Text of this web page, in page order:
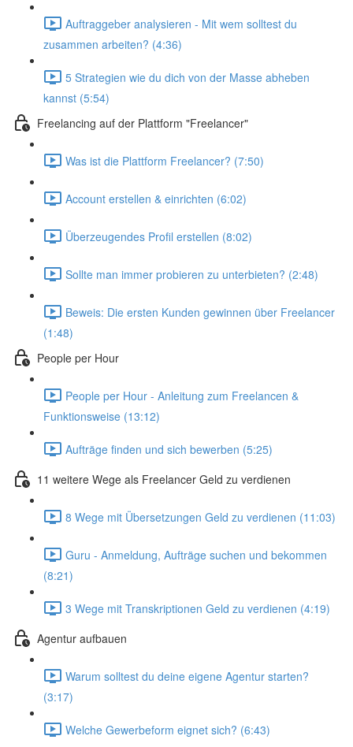
Auftraggeber analysieren - Mit wem solltest du
zusammen arbeiten? (4:36)
5 Strategien wie du dich von der Masse abheben
kannst (5:54)
Freelancing auf der Plattform "Freelancer"
Was ist die Plattform Freelancer? (7:50)
Account erstellen & einrichten (6:02)
Überzeugendes Profil erstellen (8:02)
Sollte man immer probieren zu unterbieten? (2:48)
Beweis: Die ersten Kunden gewinnen über Freelancer
(1:48)
People per Hour
People per Hour - Anleitung zum Freelancen &
Funktionsweise (13:12)
Aufträge finden und sich bewerben (5:25)
11 weitere Wege als Freelancer Geld zu verdienen
8 Wege mit Übersetzungen Geld zu verdienen (11:03)
Guru - Anmeldung, Aufträge suchen und bekommen
(8:21)
3 Wege mit Transkriptionen Geld zu verdienen (4:19)
Agentur aufbauen
Warum solltest du deine eigene Agentur starten?
(3:17)
Welche Gewerbeform eignet sich? (6:43)